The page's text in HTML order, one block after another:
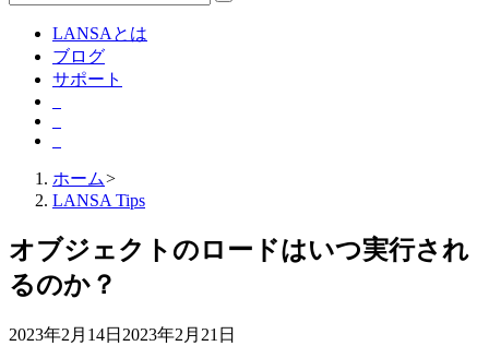
LANSAとは
ブログ
サポート
ホーム>
LANSA Tips
オブジェクトのロードはいつ実行され
るのか？
2023年2月14日 2023年2月21日